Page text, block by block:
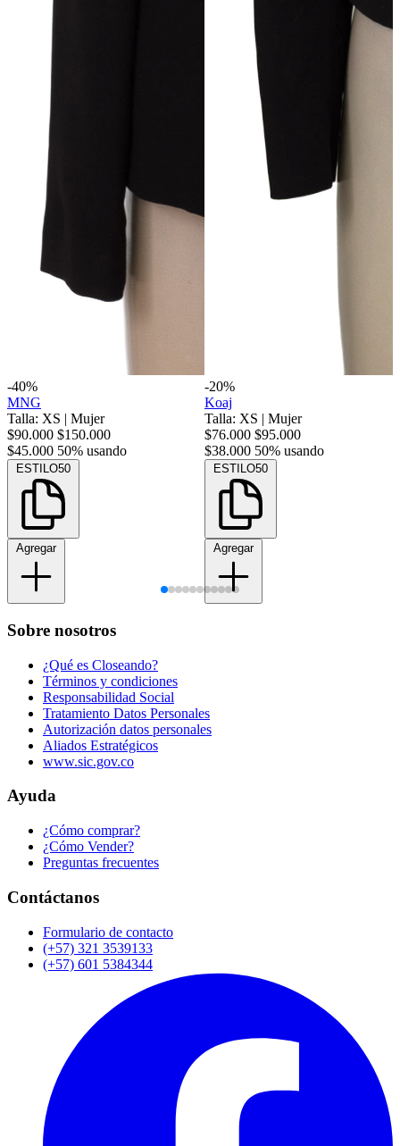
-40%
MNG
Talla: XS | Mujer
$90.000 $150.000
$45.000 50% usando
ESTILO50
Agregar
-20%
Koaj
Talla: XS | Mujer
$76.000 $95.000
$38.000 50% usando
ESTILO50
Agregar
Sobre nosotros
¿Qué es Closeando?
Términos y condiciones
Responsabilidad Social
Tratamiento Datos Personales
Autorización datos personales
Aliados Estratégicos
www.sic.gov.co
Ayuda
¿Cómo comprar?
¿Cómo Vender?
Preguntas frecuentes
Contáctanos
Formulario de contacto
(+57) 321 3539133
(+57) 601 5384344